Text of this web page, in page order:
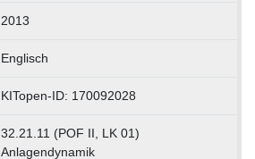
2013
Englisch
KITopen-ID: 170092028
32.21.11 (POF II, LK 01)
Anlagendynamik